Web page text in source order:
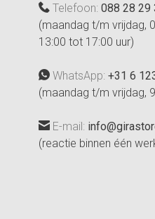
Telefoon: 088 28 29
(maandag t/m vrijdag,
13:00 tot 17:00 uur)
WhatsApp: +31 6
(maandag t/m vrijdag,
E-mail:
(reactie binnen één